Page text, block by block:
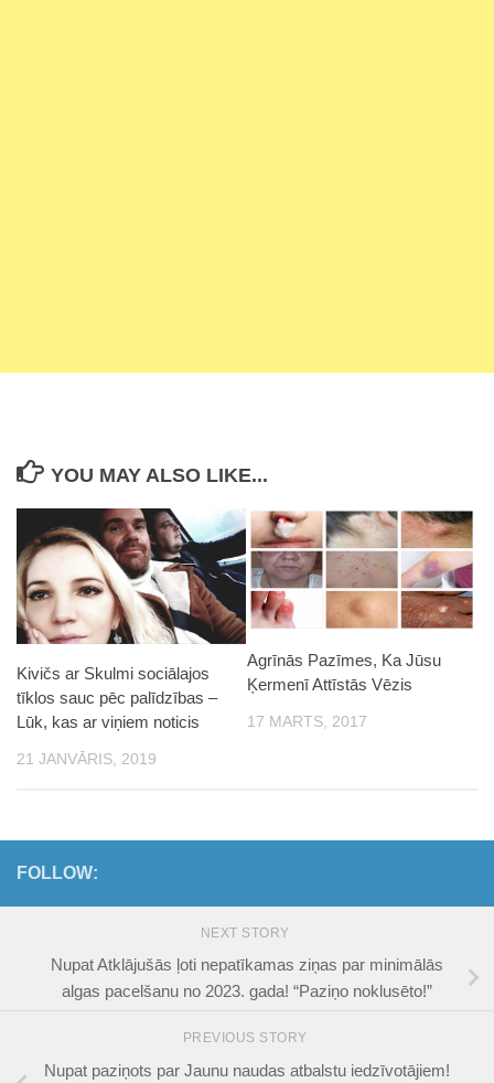
YOU MAY ALSO LIKE...
Kivičs ar Skulmi sociālajos
tīklos sauc pēc palīdzības –
Lūk, kas ar viņiem noticis
21 JANVĀRIS, 2019
Agrīnās Pazīmes, Ka Jūsu
Ķermenī Attīstās Vēzis
17 MARTS, 2017
FOLLOW:
NEXT STORY
Nupat Atklājušās ļoti nepatīkamas ziņas par minimālās
algas pacelšanu no 2023. gada! “Paziņo noklusēto!”
PREVIOUS STORY
Nupat paziņots par Jaunu naudas atbalstu iedzīvotājiem!